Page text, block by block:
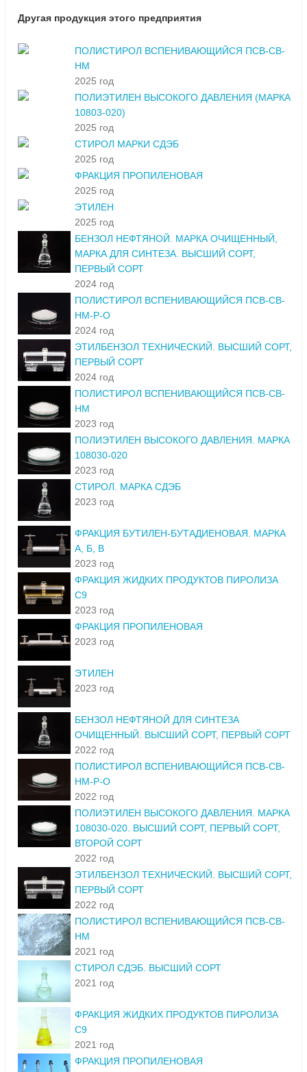
Другая продукция этого предприятия
ПОЛИСТИРОЛ ВСПЕНИВАЮЩИЙСЯ ПСВ-СВ-
НМ
2025 год
ПОЛИЭТИЛЕН ВЫСОКОГО ДАВЛЕНИЯ (МАРКА
10803-020)
2025 год
СТИРОЛ МАРКИ СДЭБ
2025 год
ФРАКЦИЯ ПРОПИЛЕНОВАЯ
2025 год
ЭТИЛЕН
2025 год
БЕНЗОЛ НЕФТЯНОЙ. МАРКА ОЧИЩЕННЫЙ,
МАРКА ДЛЯ СИНТЕЗА. ВЫСШИЙ СОРТ,
ПЕРВЫЙ СОРТ
2024 год
ПОЛИСТИРОЛ ВСПЕНИВАЮЩИЙСЯ ПСВ-СВ-
НМ-Р-О
2024 год
ЭТИЛБЕНЗОЛ ТЕХНИЧЕСКИЙ. ВЫСШИЙ СОРТ,
ПЕРВЫЙ СОРТ
2024 год
ПОЛИСТИРОЛ ВСПЕНИВАЮЩИЙСЯ ПСВ-СВ-
НМ
2023 год
ПОЛИЭТИЛЕН ВЫСОКОГО ДАВЛЕНИЯ. МАРКА
108030-020
2023 год
СТИРОЛ. МАРКА СДЭБ
2023 год
ФРАКЦИЯ БУТИЛЕН-БУТАДИЕНОВАЯ. МАРКА
А, Б, В
2023 год
ФРАКЦИЯ ЖИДКИХ ПРОДУКТОВ ПИРОЛИЗА
С9
2023 год
ФРАКЦИЯ ПРОПИЛЕНОВАЯ
2023 год
ЭТИЛЕН
2023 год
БЕНЗОЛ НЕФТЯНОЙ ДЛЯ СИНТЕЗА
ОЧИЩЕННЫЙ. ВЫСШИЙ СОРТ, ПЕРВЫЙ СОРТ
2022 год
ПОЛИСТИРОЛ ВСПЕНИВАЮЩИЙСЯ ПСВ-СВ-
НМ-Р-О
2022 год
ПОЛИЭТИЛЕН ВЫСОКОГО ДАВЛЕНИЯ. МАРКА
108030-020. ВЫСШИЙ СОРТ, ПЕРВЫЙ СОРТ,
ВТОРОЙ СОРТ
2022 год
ЭТИЛБЕНЗОЛ ТЕХНИЧЕСКИЙ. ВЫСШИЙ СОРТ,
ПЕРВЫЙ СОРТ
2022 год
ПОЛИСТИРОЛ ВСПЕНИВАЮЩИЙСЯ ПСВ-СВ-
НМ
2021 год
СТИРОЛ СДЭБ. ВЫСШИЙ СОРТ
2021 год
ФРАКЦИЯ ЖИДКИХ ПРОДУКТОВ ПИРОЛИЗА
С9
2021 год
ФРАКЦИЯ ПРОПИЛЕНОВАЯ